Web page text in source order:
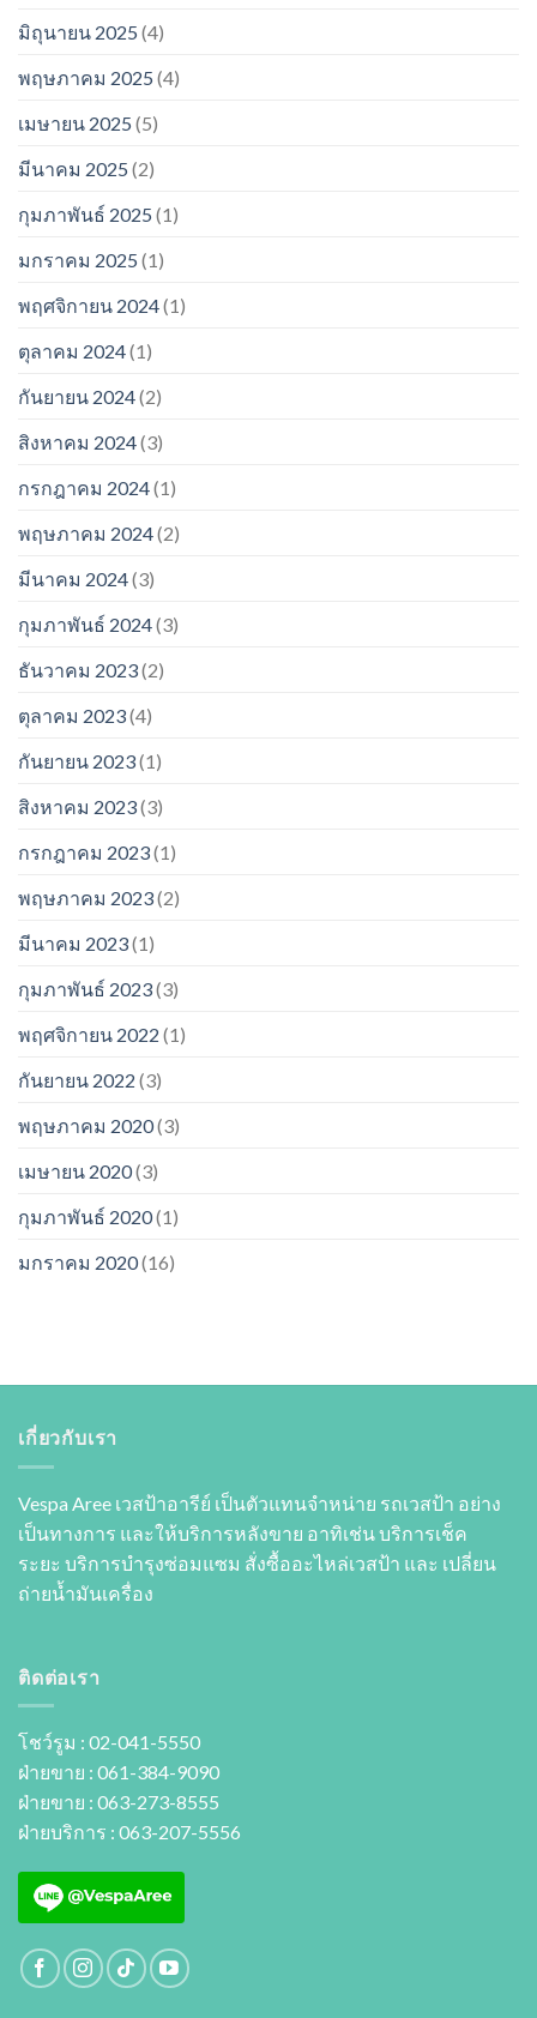
มิถุนายน 2025 (4)
พฤษภาคม 2025 (4)
เมษายน 2025 (5)
มีนาคม 2025 (2)
กุมภาพันธ์ 2025 (1)
มกราคม 2025 (1)
พฤศจิกายน 2024(1)
ตุลาคม 2024(1)
กันยายน 2024(2)
สิงหาคม 2024(3)
กรกฎาคม 2024(1)
พฤษภาคม 2024(2)
มีนาคม 2024(3)
กุมภาพันธ์ 2024(3)
ธันวาคม 2023(2)
ตุลาคม 2023(4)
กันยายน 2023(1)
สิงหาคม 2023(3)
กรกฎาคม 2023(1)
พฤษภาคม 2023(2)
มีนาคม 2023(1)
กุมภาพันธ์ 2023(3)
พฤศจิกายน 2022 (1)
กันยายน 2022 (3)
พฤษภาคม 2020(3)
เมษายน 2020(3)
กุมภาพันธ์ 2020(1)
มกราคม 2020(16)
เกี่ยวกับเรา
Vespa Aree เวสป้าอารีย์ เป็นตัวแทนจำหน่าย รถเวสป้า อย่าง
เป็นทางการ และให้บริการหลังขาย อาทิเช่น บริการเช็ค
ระยะ บริการบำรุงซ่อมแซม สั่งซื้ออะไหล่เวสป้า และ เปลี่ยน
ถ่ายนํ้ามันเครื่อง
ติดต่อเรา
โชว์รูม : 02-041-5550
ฝ่ายขาย : 061-384-9090
ฝ่ายขาย : 063-273-8555
ฝ่ายบริการ : 063-207-5556